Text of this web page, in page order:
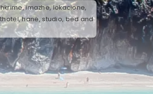
imazhe, lokacione,
hanë, studio, bed and